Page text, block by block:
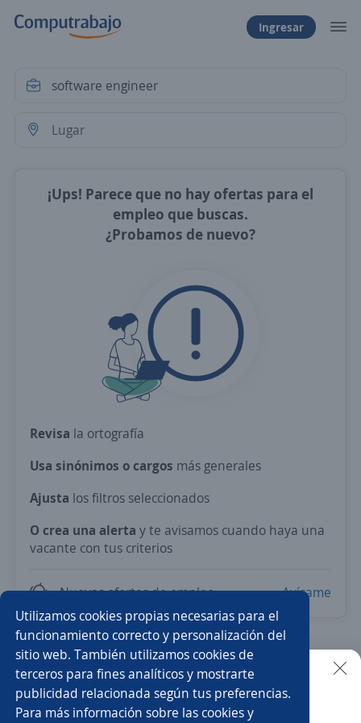
Utilizamos cookies propias necesarias para el
funcionamiento correcto y personalización del
sitio web. También utilizamos cookies de
terceros para fines analíticos y mostrarte
publicidad relacionada según tus preferencias.
Para más información sobre las cookies y
Ingresar
¡Ups! Parece que no hay ofertas para el
empleo que buscas.
¿Probamos de nuevo?
Revisa la ortografía
Usa sinónimos o cargos más generales
Ajusta los filtros seleccionados
O crea una alerta y te avisamos cuando haya una
vacante con tus criterios
Nuevas ofertas de empleo Avísame
Prueba con los empleos más demandados del país.
Recolector/a Vendedor/a Administrador/a
Buscar es más fácil en la app